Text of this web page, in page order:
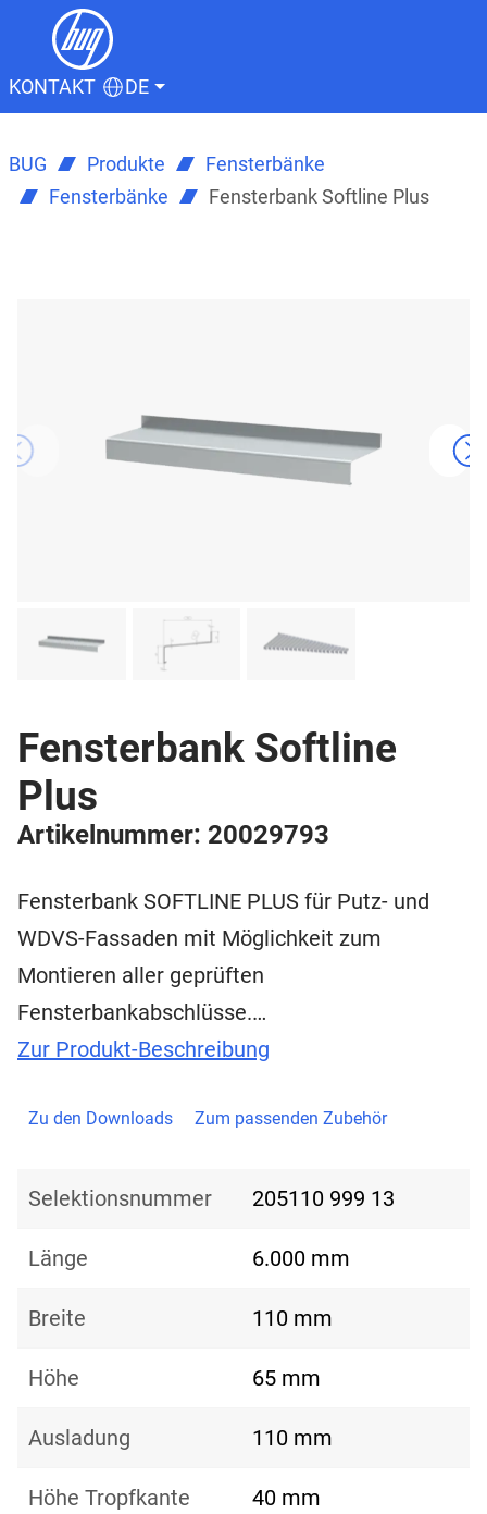
KONTAKT DE
BUG Produkte
Fensterbänke
Fensterbänke
Fensterbank Softline Plus
Fensterbank Softline
Plus
Artikelnummer: 20029793
Fensterbank SOFTLINE PLUS für Putz- und
WDVS-Fassaden mit Möglichkeit zum
Montieren aller geprüften
Fensterbankabschlüsse.…
Zur Produkt-Beschreibung
Zu den Downloads Zum passenden Zubehör
Selektionsnummer 205110 999 13
Länge 6.000 mm
Breite 110 mm
Höhe 65 mm
Ausladung 110 mm
Höhe Tropfkante 40 mm